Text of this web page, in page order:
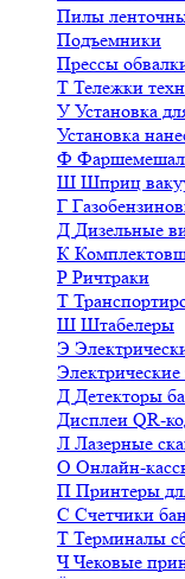
Пилы
Подъемники
Прессы
Т Тележки
У Установка
Установка
Ф
Ш Шприц
Г
Д Дизельные
К
Р Ричтраки
Т
Ш Штабелеры
Э
Электрические
Д Детекторы
Дисплеи QR-
Л Лазерные
О Онлайн-
П Принтеры
С Счетчики
Т Терминалы
ЧЧековые